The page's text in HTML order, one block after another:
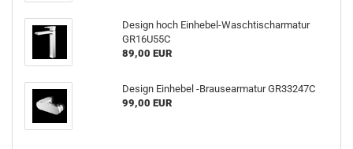
De­sign hoch Einhebel-​Waschtischarmatur
GR16U55C
89,00 EUR
De­sign Ein­he­bel -​Brausearmatur GR33247C
99,00 EUR